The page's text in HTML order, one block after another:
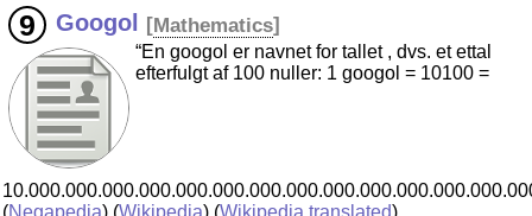
Googol [Mathematics]
“En googol er navnet for tallet , dvs. et ettal
efterfulgt af 100 nuller: 1 googol = 10100 =